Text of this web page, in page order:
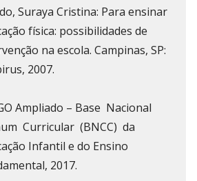
Suraya Cristina: Para ensinar
física: possibilidades de
na escola. Campinas, SP:
2007.
Ampliado – Base Nacional
Curricular (BNCC) da
Infantil e do Ensino
2017.